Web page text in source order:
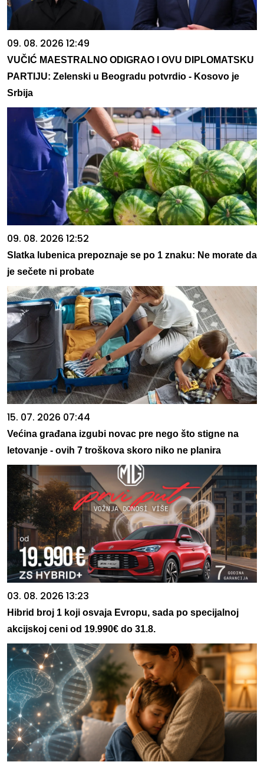
09. 08. 2026 12:49
VUČIĆ MAESTRALNO ODIGRAO I OVU DIPLOMATSKU
PARTIJU: Zelenski u Beogradu potvrdio - Kosovo je
Srbija
09. 08. 2026 12:52
Slatka lubenica prepoznaje se po 1 znaku: Ne morate da
je sečete ni probate
15. 07. 2026 07:44
Većina građana izgubi novac pre nego što stigne na
letovanje - ovih 7 troškova skoro niko ne planira
03. 08. 2026 13:23
Hibrid broj 1 koji osvaja Evropu, sada po specijalnoj
akcijskoj ceni od 19.990€ do 31.8.